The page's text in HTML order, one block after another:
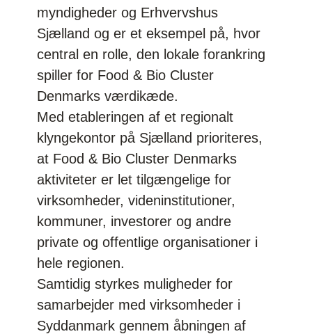
myndigheder og Erhvervshus
Sjælland og er et eksempel på, hvor
central en rolle, den lokale forankring
spiller for Food & Bio Cluster
Denmarks værdikæde.
Med etableringen af et regionalt
klyngekontor på Sjælland prioriteres,
at Food & Bio Cluster Denmarks
aktiviteter er let tilgængelige for
virksomheder, videninstitutioner,
kommuner, investorer og andre
private og offentlige organisationer i
hele regionen.
Samtidig styrkes muligheder for
samarbejder med virksomheder i
Syddanmark gennem åbningen af